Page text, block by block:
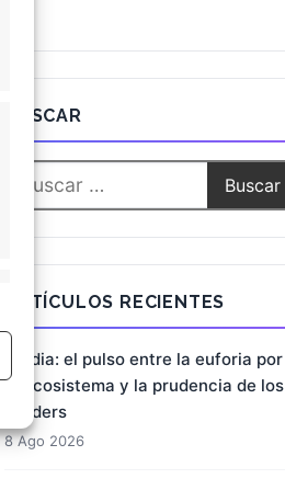
BUSCAR
ARTÍCULOS RECIENTES
Nvidia: el pulso entre la euforia por
el ecosistema y la prudencia de los
insiders
8 Ago 2026